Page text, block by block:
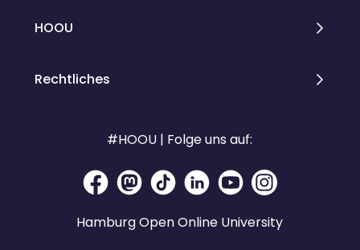
HOOU
Rechtliches
#HOOU | Folge uns auf:
Hamburg Open Online University